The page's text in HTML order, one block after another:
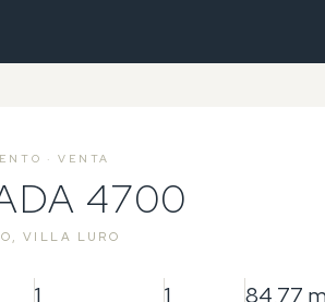
· VENTA
4700
VILLA LURO
1 1 84,77